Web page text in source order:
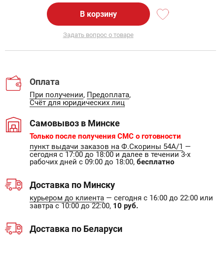
В корзину
Задать вопрос о товаре
Оплата
При получении, Предоплата,
Счёт для юридических лиц
Самовывоз в Минске
Только после получения СМС о готовности
пункт выдачи заказов на Ф.Скорины 54А/1 —
сегодня с 17:00 до 18:00 и далее в течении 3-х
рабочих дней с 09:00 до 18:00, бесплатно
Доставка по Минску
курьером до клиента — сегодня с 16:00 до 22:00 или
завтра с 10:00 до 22:00, 10 руб.
Доставка по Беларуси